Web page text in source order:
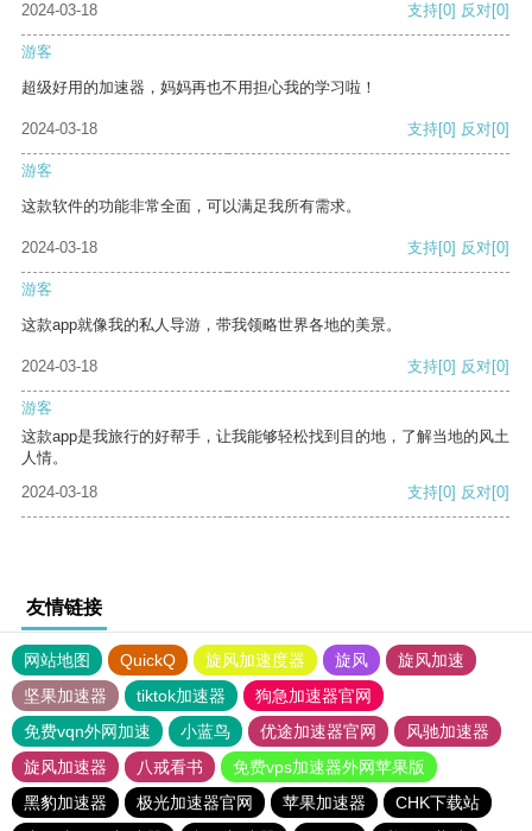
2024-03-18
支持[0] 反对[0]
游客
超级好用的加速器，妈妈再也不用担心我的学习啦！
2024-03-18 支持[0] 反对[0]
游客
这款软件的功能非常全面，可以满足我所有需求。
2024-03-18 支持[0] 反对[0]
游客
这款app就像我的私人导游，带我领略世界各地的美景。
2024-03-18 支持[0] 反对[0]
游客
这款app是我旅行的好帮手，让我能够轻松找到目的地，了解当地的风土
人情。
2024-03-18
支持[0] 反对[0]
友情链接
网站地图 QuickQ 旋风加速度器 旋风
旋风加速
坚果加速器
tiktok加速器
狗急加速器官网
免费vqn外网加速
小蓝鸟 优途加速器官网
风驰加速器
旋风加速器
八戒看书
免费vps加速器外网苹果版
黑豹加速器
极光加速器官网 苹果加速器
CHK下载站